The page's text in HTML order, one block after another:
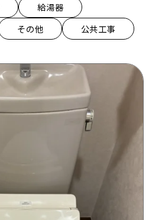
給湯器
その他 公共工事